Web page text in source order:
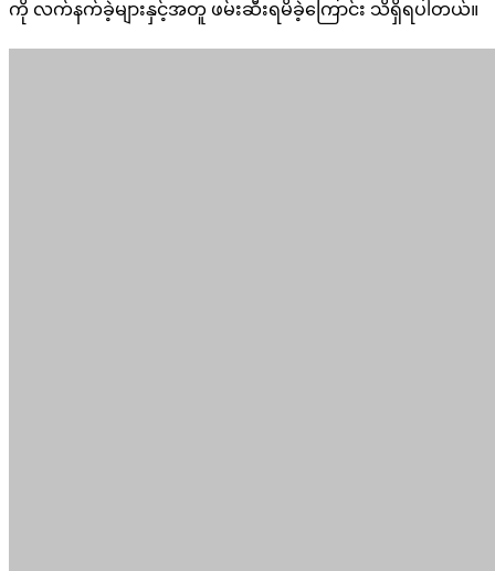
ကို လက်နက်ခဲ့များနှင့်အတူ ဖမ်းဆီးရမိခဲ့ကြောင်း သိရှိရပါတယ်။